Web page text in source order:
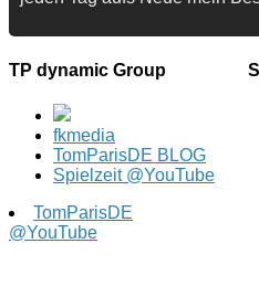
TP dynamic Group
fkmedia
TomParisDE BLOG
Spielzeit @YouTube
TomParisDE
@YouTube